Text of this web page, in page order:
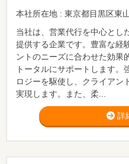
本社所在地 : 東京都目黒区
当社は、営業代行を中心とし
提供する企業です。豊富な経
ントのニーズに合わせた効果
トータルにサポートします。
ロジーを駆使し、クライアン
実現します。また、柔...
詳